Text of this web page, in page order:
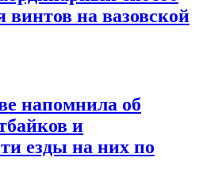
винтов на вазовской
напомнила об
и
езды на них по